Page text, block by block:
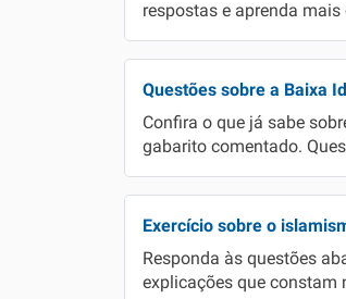
respostas e aprenda
Questões sobre a Baixa
Confira o que já sabe
gabarito comentado.
Exercício sobre o
Responda às questões
explicações que constam